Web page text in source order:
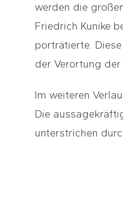
werden die
Friedrich Kunike
porträtierte.
der Verortung
Im weiteren
Die
unterstrichen